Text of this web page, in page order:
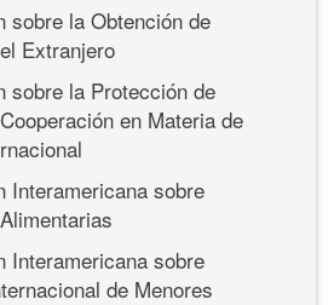
sobre la Obtención de
Extranjero
sobre la Protección de
en Materia de
Interamericana sobre
Interamericana sobre
de Menores